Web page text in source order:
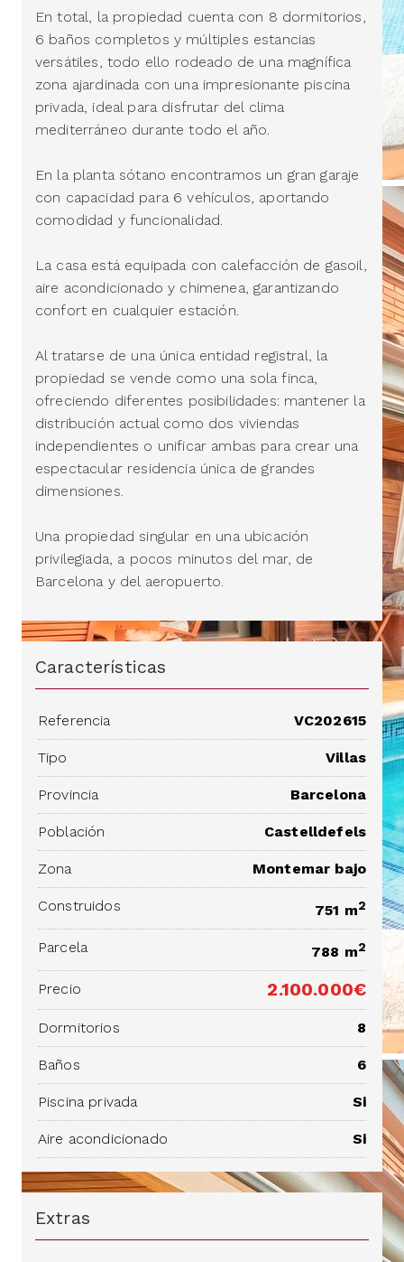
En total, la propiedad cuenta con 8 dormitorios,
6 baños completos y múltiples estancias
versátiles, todo ello rodeado de una magnífica
zona ajardinada con una impresionante piscina
privada, ideal para disfrutar del clima
mediterráneo durante todo el año.
En la planta sótano encontramos un gran garaje
con capacidad para 6 vehículos, aportando
comodidad y funcionalidad.
La casa está equipada con calefacción de gasoil,
aire acondicionado y chimenea, garantizando
confort en cualquier estación.
Al tratarse de una única entidad registral, la
propiedad se vende como una sola finca,
ofreciendo diferentes posibilidades: mantener la
distribución actual como dos viviendas
independientes o unificar ambas para crear una
espectacular residencia única de grandes
dimensiones.
Una propiedad singular en una ubicación
privilegiada, a pocos minutos del mar, de
Barcelona y del aeropuerto.
Características
Referencia VC202615
Tipo Villas
Provincia Barcelona
Población Castelldefels
Zona Montemar bajo
Construidos 751 m2
Parcela 788 m2
Precio 2.100.000€
Dormitorios 8
Baños 6
Piscina privada Si
Aire acondicionado Si
Extras